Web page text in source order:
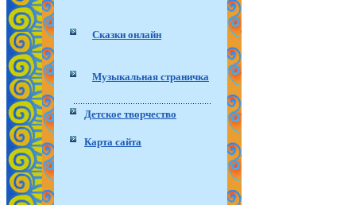
Сказки онлайн
Музыкальная страничка
Детское творчество
Карта сайта